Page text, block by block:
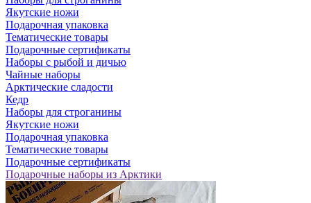
Якутские ножи
Подарочная упаковка
Тематические товары
Подарочные сертификаты
Наборы с рыбой и дичью
Чайные наборы
Арктические сладости
Кедр
Наборы для строганины
Якутские ножи
Подарочная упаковка
Тематические товары
Подарочные сертификаты
Подарочные наборы из Арктики